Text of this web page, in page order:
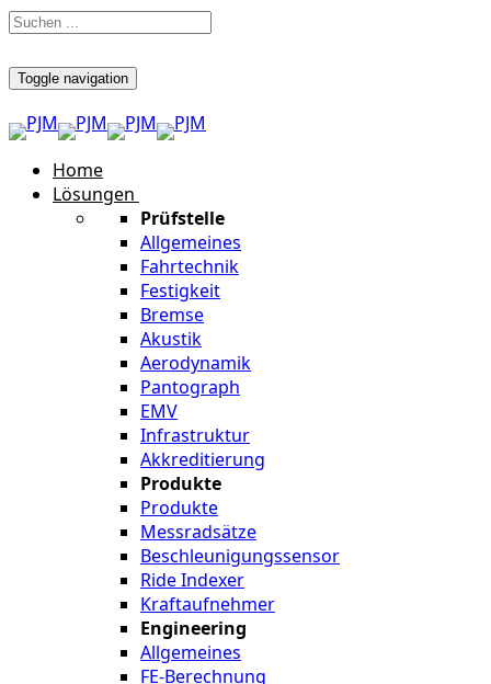
Toggle navigation
Home
Lösungen
Prüfstelle
Allgemeines
Fahrtechnik
Festigkeit
Bremse
Akustik
Aerodynamik
Pantograph
EMV
Infrastruktur
Akkreditierung
Produkte
Produkte
Messradsätze
Beschleunigungssensor
Ride Indexer
Kraftaufnehmer
Engineering
Allgemeines
FE-Berechnung